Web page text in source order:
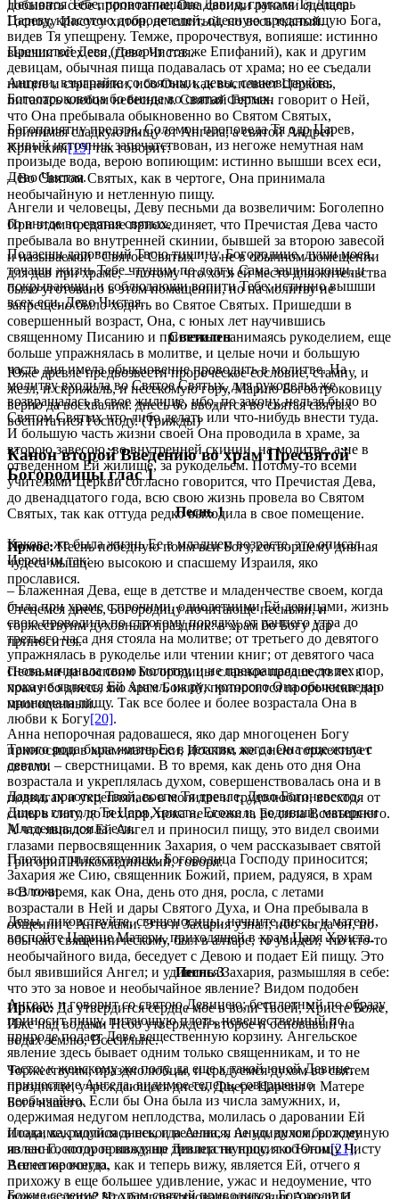
добывать себе пропитание; Она своими руками сделала
Господу Иисусу хитон, не сшитый, но весь тканый.
Пречистой Деве (говорит тот же Епифаний), как и другим
девицам, обычная пища подавалась от храма; но ее съедали
нищие и странники, ибо Она, как воспевает Церковь,
питалась хлебом небесным. Святый Герман говорит о Ней,
что Она пребывала обыкновенно во Святом Святых,
принимая сладкую пищу от Ангела; а святой Андрей
Критский[19]так говорит:
– Во Святом Святых, как в чертоге, Она принимала
необычайную и нетленную пищу.
При этом предание присоединяет, что Пречистая Дева часто
пребывала во внутренней скинии, бывшей за второю завесой
и называемой "Святое Святых ", а не в обычном помещении
для дев при храме, – потому что хотя ей место для жительства
было уготовано в этом помещении, но на молитву не
запрещено было ходить во Святое Святых. Пришедши в
совершенный возраст, Она, с юных лет научившись
священному Писанию и прилежно занимаясь рукоделием, еще
больше упражнялась в молитве, и целые ночи и большую
часть дня имела обыкновение проводить в молитве. На
молитву входила во Святое Святых, для рукоделья же
возвращалась в свое жилище, ибо, по закону, нельзя было во
Святом Святых что-либо делать или что-нибудь внести туда.
И большую часть жизни своей Она проводила в храме, за
второю завесою, во внутренней скинии, на молитве, а не в
отведенном Ей жилище, за рукодельем. Потому-то всеми
учителями Церкви согласно говорится, что Пречистая Дева,
до двенадцатого года, всю свою жизнь провела во Святом
Святых, так как оттуда редко выходила в свое помещение.
Какова же была жизнь Ее в младшем возрасте, это описал
Иероним так:
– Блаженная Дева, еще в детстве и младенчестве своем, когда
была при храме с прочими, однолетними Ей девицами, жизнь
свою проводила по строгому порядку, от раннего утра до
третьего часа дня стояла на молитве; от третьего до девятого
упражнялась в рукоделье или чтении книг; от девятого часа
снова начинала свою молитву, и не прекращала ее до тех пор,
пока не являлся Ей Ангел, из рук которого Она обыкновенно
принимала пищу. Так все более и более возрастала Она в
любви к Богу[20].
Такого рода была жизнь Ее в детстве, когда Она еще жила с
девами – сверстницами. В то время, как день ото дня Она
возрастала и укреплялась духом, совершенствовалась она и в
подвигах и укреплялась в молитве и трудолюбии, восходя от
силы в силу, до тех пор, пока не осенила Ее сила Всевышнего.
А что являлся Ей Ангел и приносил пищу, это видел своими
глазами первосвященник Захария, о чем рассказывает святой
Григорий Никомидийский, говоря:
– В то время, как Она, день ото дня, росла, с летами
возрастали в Ней и дары Святого Духа, и Она пребывала в
общении с Ангелами. Это и Захария узнал; ибо когда он, по
обычаю священническому, был в алтаре, то увидел, что кто-то
необычайного вида, беседует с Девою и подает Ей пищу. Это
был явившийся Ангел; и удивился Захария, размышляя в себе:
что это за новое и необычайное явление? Видом подобен
Ангелу, и говорит со святою Девицею; бесплотный по образу
приносит пищу, питающую плоть, невещественный по
природе подает Деве вещественную корзину. Ангельское
явление здесь бывает одним только священникам, и то не
часто; к женскому же полу, да еще к такой юной Девице,
пришествие Ангела, видимое теперь, совершенно
необычайно. Если бы Она была из числа замужних, и,
одержимая недугом неплодства, молилась о даровании Ей
плода, как молилась некогда Анна, я не удивился бы тому
явленно, которое вижу, но Девица не просит об этом[21];
Ангел же всегда, как и теперь вижу, является Ей, отчего я
прихожу в еще большее удивление, ужас и недоумение, что
Песнопоя Тебе, провозглашаше Давид, глаголя Тя Дщерь
Цареву, красотою добродетелей, одесную предстоящую Бога,
видев Тя упещрену. Темже, пророчествуя, вопияше: истинно
вышши всех еси, Дево Чистая.
Ангели, взыграйте со святыми, девы, сликовствуйте:
Богоотроковица бо вниде во святая святых.
Богоприятну предзря, Соломон проповеда Тя одр Царев,
живый источник запечатствован, из негоже немутная нам
произыде вода, верою вопиющим: истинно вышши всех еси,
Дево Чистая.
Ангели и человецы, Деву песньми да возвеличим: Боголепно
бо вниде во святая святых.
Подаеши дарований Твою тишину, Богородице, души моея,
точащи жизнь Тебе чтущим по долгу, Сама защищающи, и
покрывающи, и соблюдающи вопити Тебе: истинно вышши
всех еси, Дево Чистая.
Светилен
Юже древле предвозвести пророческое сословие, стамну, и
жезл, и скрижаль, и несекомую гору, Марию Богоотроковицу
верно да восхвалим: днесь бо вводится во святая святых
воспитатися Господу. (Трижды)
Канон второй Введению во храм Пресвятой
Богородицы глас 1
Песнь 1
Ирмос:Песнь победную поим вси Богу, сотворшему дивная
чудеса мышцею высокою и спасшему Израиля, яко
прославися.
Стецемся днесь, Богородицу почитающе песньми, и
торжествуим духовный праздник: в храм бо Богу дар
приносится.
Песньми да воспоим Богородицы славное предшествие: к
храму бо днесь, яко храм Божий, приносится пророчески дар
многоценный.
Анна непорочная радовашеся, яко дар многоценен Богу
приносящи в храм матерски, Иоаким же с нею торжествует
светло.
Давид, праотец Твой, воспе Тя древле, Дево Богоневесто,
Дщерь глаголя Тя Царя Христа, Егоже и, родивши, матерски
Младенца доила еси.
Плотию трилетствующи, Богородица Господу приносится;
Захария же Сию, священник Божий, прием, радуяся, в храм
возложи.
Девы, ликовствуйте, свещеносицы, начните днесь, и матери,
воспойте Царице Матери, приходящей в храм Царя Христа.
Песнь 3
Ирмос: Да утвердится сердце мое в воли Твоей, Христе Боже,
Иже над водами Небо утверждей второе и основавый на
водах землю, Всесильне.
Торжествуим, празднолюбцы, и срадуемся духом во святем
празднице, учреждающеся днесь, Дщере Царевы и Матере
Бога нашего.
Иоакиме, радуйся днесь, и веселися, Анно, духом, рожденную
из вас Господу приводяще трилетствующу, яко Юницу Чисту
Всенепорочную.
Божие селение во храм святый приводится, Богородица